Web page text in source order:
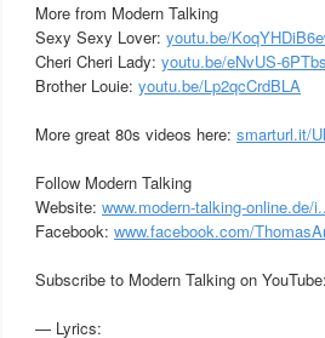
More from Modern Talking
Sexy Sexy Lover: youtu.be/
Cheri Cheri Lady: youtu.be/eNvUS-6PTbs
Brother Louie: youtu.be/Lp2qcCrdBLA
More great 80s videos here: smarturl.it/
Follow Modern Talking
Website: www.modern-talking-online.de/
Facebook: www.facebook.com/
Subscribe to Modern Talking on YouTube:
— Lyrics: